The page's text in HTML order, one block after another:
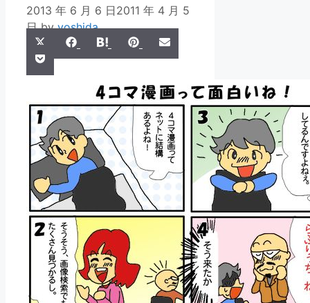
2013 年 6 月 6 日2011 年 4 月 5
日 byyoshida
Share
on
(Twitter)
Share
on
Facebook
Share
on
Hatena Share
on
PinterestShare
on
Share
on
Pocket